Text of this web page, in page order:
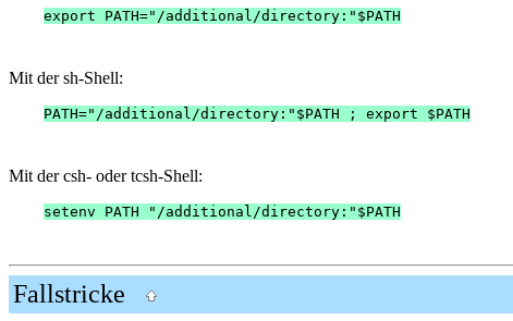
export PATH="/additional/directory:"$PATH
Mit der sh-Shell:
PATH="/additional/directory:"$PATH ; export $PATH
Mit der csh- oder tcsh-Shell:
setenv PATH "/additional/directory:"$PATH
Fallstricke